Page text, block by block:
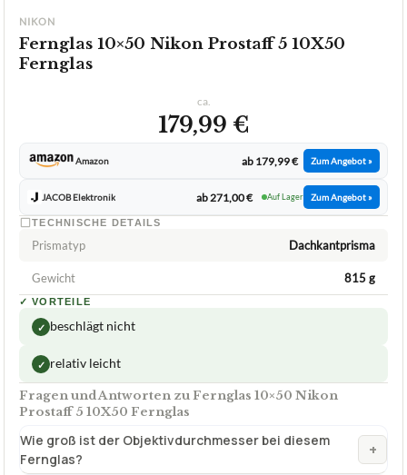
NIKON
Fernglas 10×50 Nikon Prostaff 5 10X50
Fernglas
ca.
179,99 €
Amazon ab 179,99 € Zum Angebot »
JACOB Elektronik ab 271,00 € Auf Lager Zum Angebot »
TECHNISCHE DETAILS
Prismatyp Dachkantprisma
Gewicht 815 g
✓ VORTEILE
✓ beschlägt nicht
✓ relativ leicht
Fragen und Antworten zu Fernglas 10×50 Nikon
Prostaff 5 10X50 Fernglas
Wie groß ist der Objektivdurchmesser bei diesem
Fernglas?
+